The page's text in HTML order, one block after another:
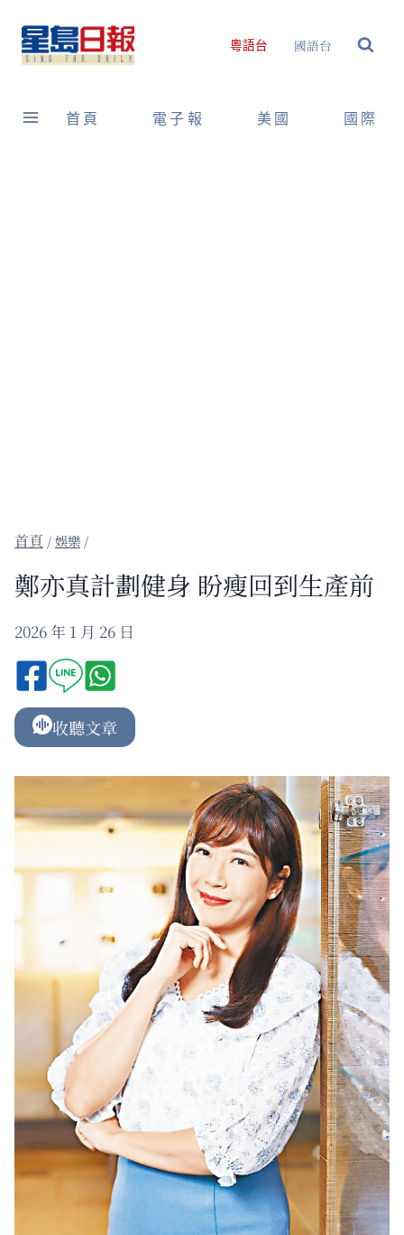
content
粵語台 國語台
首頁 電子報 美國 國際
/娛樂 /
鄭亦真計劃健身 盼瘦回到生產前
2026 年 1 月 26 日
收聽文章